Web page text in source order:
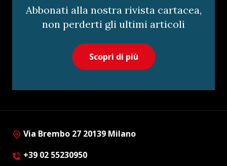
Abbonati alla nostra rivista cartacea,
non perderti gli ultimi articoli
Scopri di più
Via Brembo 27 20139 Milano
+39 02 55230950